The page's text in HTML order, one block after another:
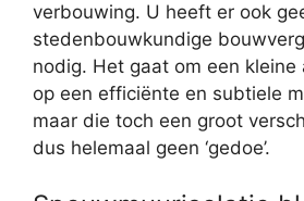
verbouwing. U heeft er ook
stedenbouwkundige
nodig. Het gaat om een kleine
op een efficiënte en subtiele
maar die toch een groot
dus helemaal geen ‘gedoe’.